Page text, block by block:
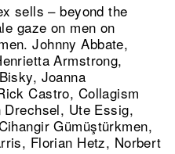
sells – beyond the
gaze on men on
Johnny Abbate,
Armstrong,
Joanna
Castro, Collagism
Ute Essig,
Gümüştürkmen,
Florian Hetz, Norbert